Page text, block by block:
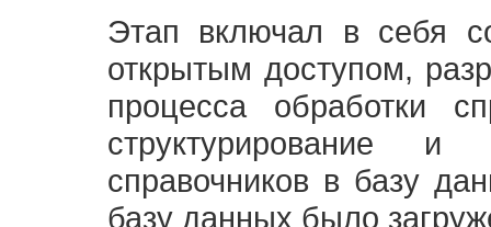
Этап включал в себя
открытым доступом,
процесса обработки
структурирование и
справочников в базу
базу данных было